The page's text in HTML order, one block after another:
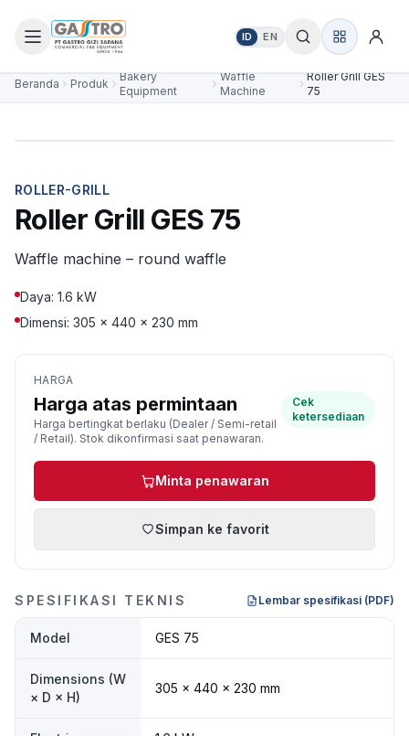
ID EN
Beranda Produk
Bakery
Equipment
Waffle
Machine
Roller Grill GES
75
ROLLER-GRILL
Roller Grill GES 75
Waffle machine – round waffle
Daya: 1.6 kW
Dimensi: 305 × 440 × 230 mm
HARGA
Harga atas permintaan
Harga bertingkat berlaku (Dealer / Semi-retail
/ Retail). Stok dikonfirmasi saat penawaran.
Cek
ketersediaan
Minta penawaran
Simpan ke favorit
SPESIFIKASI TEKNIS Lembar spesifikasi (PDF)
Model GES 75
Dimensions (W
× D × H)
305 × 440 × 230 mm